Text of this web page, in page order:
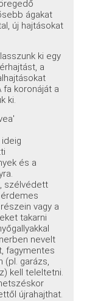
ágakat
új hajtásokat
ki egy
a
fa koronáját a
ki.
és a
szélvédett
vagy a
takarni
nevelt
fagymentes
(pl. garázs,
kell teleltetni.
újrahajthat.